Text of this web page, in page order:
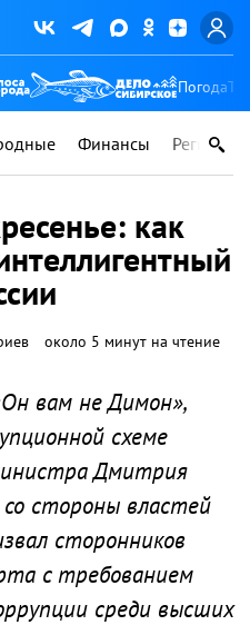
Погода
Финансы Регионы
как
около 5 минут на чтение
вам не Димон»,
схеме
Дмитрия
стороны властей
сторонников
с требованием
среди высших